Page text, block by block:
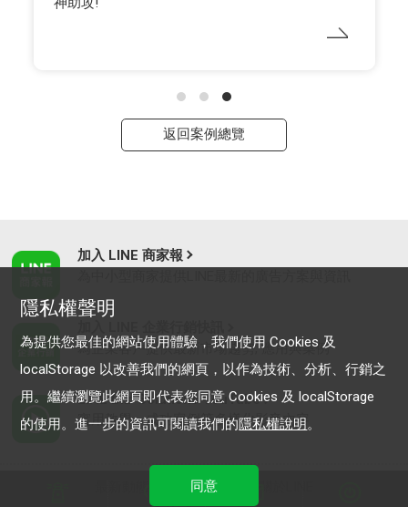
返回案例總覽
加入 LINE 商家報
為企業客戶提供最新市場趨勢, 應用與案例
LINE Biz-Solutions YouTube
實用教學、成功案例等多樣化影音內容
服務條款
隱私權聲明
為提供您最佳的網站使用體驗，我們使用 Cookies 及
localStorage 以改善我們的網頁，以作為技術、分析、行銷之
用。繼續瀏覽此網頁即代表您同意 Cookies 及 localStorage
的使用。進一步的資訊可閱讀我們的隱私權說明。
同意